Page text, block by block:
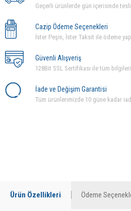
Geçerli ürünlerde gün içerisinde
Cazip Ödeme Seçenekleri
İster Peşin, İster Taksit ile ödeme
Güvenli Alışveriş
128Bit SSL Sertifikası ile tüm
İade ve Değişim Garantisi
Tüm ürünlerimizde 10 güne kadar
Ürün Özellikleri Ödeme